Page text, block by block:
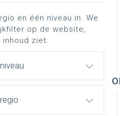
Fysica
achtergrond
en één niveau in. We
op de website,
ziet.